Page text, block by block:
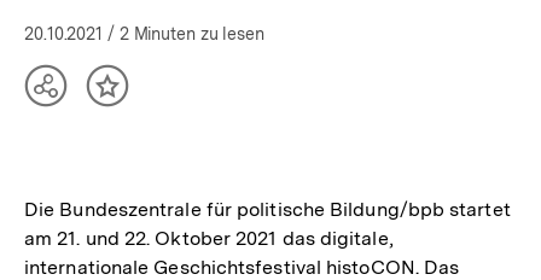
20.10.2021 / 2 Minuten zu lesen
TeilenInhalt
Die Bundeszentrale für politische Bildung/bpb startet
am 21. und 22. Oktober 2021 das digitale,
internationale Geschichtsfestival histoCON. Das